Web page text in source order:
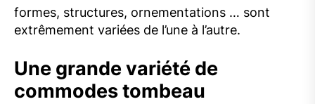
formes, structures, ornementations … sont
extrêmement variées de l’une à l’autre.
Une grande variété de
commodes tombeau